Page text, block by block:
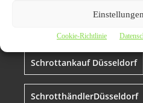
Cookie-Richtlinie
Schrottankauf Düsseldorf
SchrotthändlerDüsseldorf